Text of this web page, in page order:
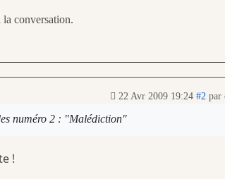
conversation.
22 Avr 2009 19:24 #2 par
numéro 2 : "Malédiction"
!